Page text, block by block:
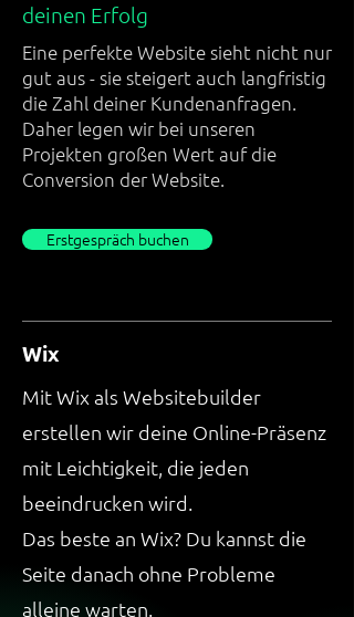
deinen Erfolg
Eine perfekte Website sieht nicht nur
gut aus - sie steigert auch langfristig
die Zahl deiner Kundenanfragen.
Daher legen wir bei unseren
Projekten großen Wert auf die
Conversion der Website.
Erstgespräch buchen
Wix
Mit Wix als Websitebuilder
erstellen wir deine Online-Präsenz
mit Leichtigkeit, die jeden
beeindrucken wird.
Das beste an Wix? Du kannst die
Seite danach ohne Probleme
alleine warten.